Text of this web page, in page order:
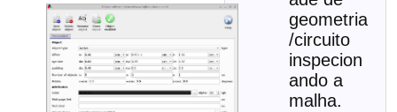
geometria
/circuito
inspecion
ando a
malha.